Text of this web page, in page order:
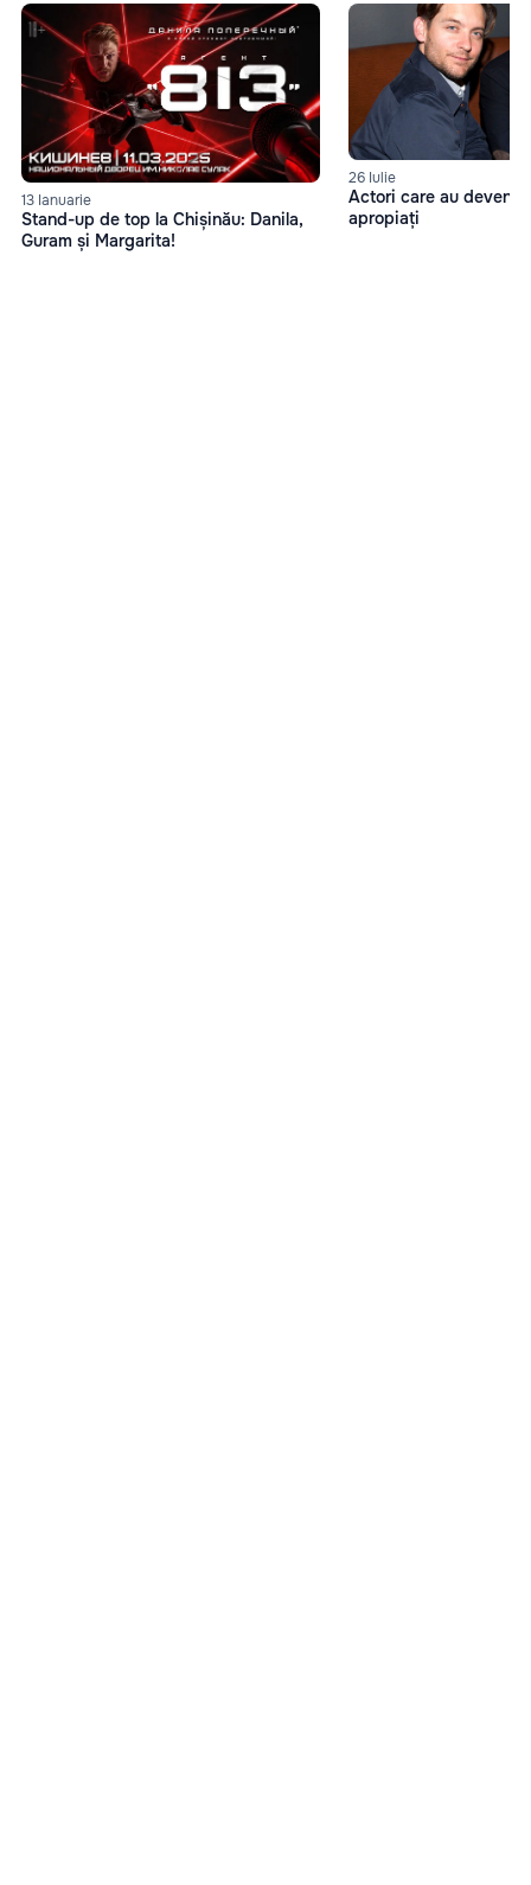
13 Ianuarie
Stand-up de top la Chișinău: Danila,
Guram și Margarita!
26 Iulie
Actori care au devenit
apropiați